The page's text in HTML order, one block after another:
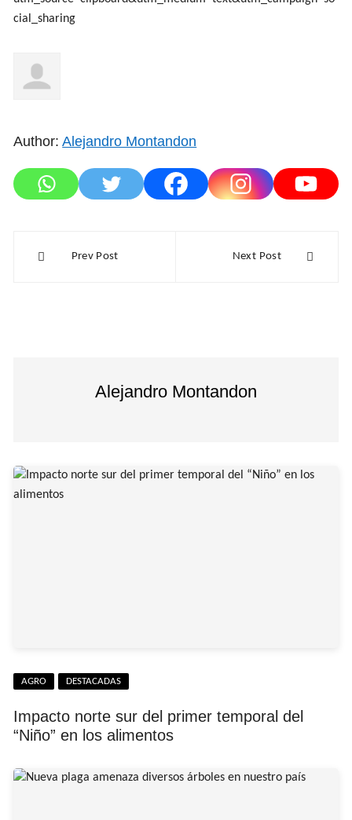
cial_sharing
Author:Alejandro Montandon
Prev Post Next Post
Alejandro Montandon
AGRO DESTACADAS
Impacto norte sur del primer temporal del
“Niño” en los alimentos